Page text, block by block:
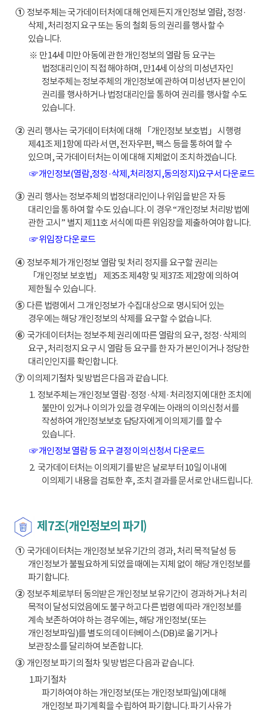
①정보주체는 국가데이터처에 대해 언제든지 개인정보 열람, 정정·
삭제, 처리정지 요구 또는 동의 철회 등의 권리를 행사할 수
있습니다.
※ 만14세 미만 아동에 관한 개인정보의 열람 등 요구는
법정대리인이 직접 해야하며, 만14세 이상의 미성년자인
정보주체는 정보주체의 개인정보에 관하여 미성년자 본인이
권리를 행사하거나 법정대리인을 통하여 권리를 행사할 수도
있습니다.
②권리 행사는 국가데이터처에 대해 「개인정보 보호법」 시행령
제41조 제1항에 따라 서면, 전자우편, 팩스 등을 통하여 할 수
있으며, 국가데이터처는 이에 대해 지체없이 조치하겠습니다.
☞ 개인정보(열람,정정·삭제,처리정지,동의정지)요구서 다운로드
③권리 행사는 정보주체의 법정대리인이나 위임을 받은 자 등
대리인을 통하여 할 수도 있습니다. 이 경우 “개인정보 처리방법에
관한 고시” 별지 제11호 서식에 따른 위임장을 제출하여야 합니다.
☞ 위임장 다운로드
④정보주체가 개인정보 열람 및 처리 정지를 요구할 권리는
「개인정보 보호법」 제35조 제4항 및 제37조 제2항에 의하여
제한될 수 있습니다.
⑤다른 법령에서 그 개인정보가 수집대상으로 명시되어 있는
경우에는 해당 개인정보의 삭제를 요구할 수 없습니다.
⑥국가데이터처는 정보주체 권리에 따른 열람의 요구, 정정·삭제의
요구, 처리정지 요구 시 열람 등 요구를 한 자가 본인이거나 정당한
대리인인지를 확인합니다.
⑦이의제기절차 및 방법은 다음과 같습니다.
1. 정보주체는 개인정보 열람·정정·삭제·처리정지에 대한 조치에
불만이 있거나 이의가 있을 경우에는 아래의 이의신청서를
작성하여 개인정보보호 담당자에게 이의제기를 할 수
있습니다.
☞ 개인정보 열람 등 요구 결정 이의신청서 다운로드
2. 국가데이터처는 이의제기를 받은 날로부터 10일 이내에
이의제기 내용을 검토한 후, 조치 결과를 문서로 안내드립니다.
제7조(개인정보의 파기)
①국가데이터처는 개인정보 보유기간의 경과, 처리 목적 달성 등
개인정보가 불필요하게 되었을 때에는 지체 없이 해당 개인정보를
파기합니다.
②정보주체로부터 동의받은 개인정보 보유기간이 경과하거나 처리
목적이 달성되었음에도 불구하고 다른 법령에 따라 개인정보를
계속 보존하여야 하는 경우에는, 해당 개인정보(또는
개인정보파일)를 별도의 데이터베이스(DB)로 옮기거나
보관장소를 달리하여 보존합니다.
③개인정보 파기의 절차 및 방법은 다음과 같습니다.
1.파기절차
파기하여야 하는 개인정보(또는 개인정보파일)에 대해
개인정보 파기계획을 수립하여 파기합니다. 파기 사유가